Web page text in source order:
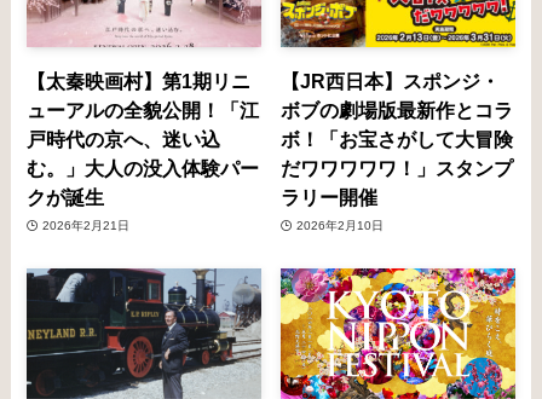
【太秦映画村】第1期リニ
ューアルの全貌公開！「江
戸時代の京へ、迷い込
む。」大人の没入体験パー
クが誕生
2026年2月21日
【JR西日本】スポンジ・
ボブの劇場版最新作とコラ
ボ！「お宝さがして大冒険
だワワワワワ！」スタンプ
ラリー開催
2026年2月10日